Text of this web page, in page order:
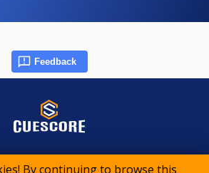
By continuing to browse this
Feedback
CueScore International